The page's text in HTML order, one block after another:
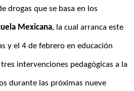
drogas que se basa en los
Mexicana, la cual arranca este
y el 4 de febrero en educación
intervenciones pedagógicas a la
durante las próximas nueve